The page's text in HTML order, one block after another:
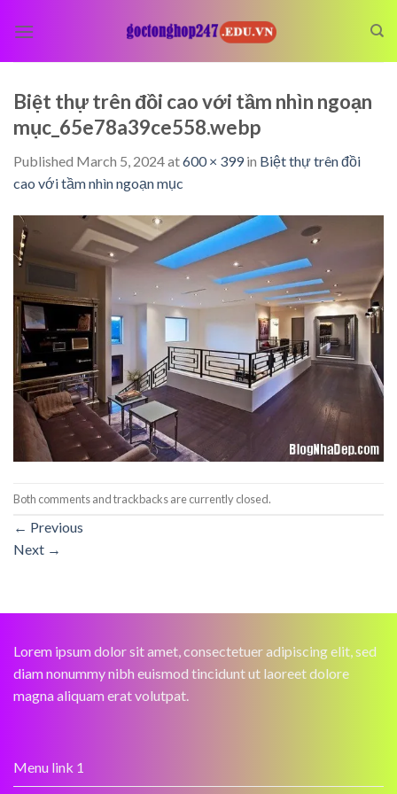
Biệt thự trên đồi cao với tầm nhìn ngoạn
mục_65e78a39ce558.webp
Published March 5, 2024at600 × 399in Biệt thự trên đồi
cao với tầm nhìn ngoạn mục
Both comments and trackbacks are currently closed.
← Previous
Next →
Lorem ipsum dolor sit amet, consectetuer adipiscing elit, sed
diam nonummy nibh euismod tincidunt ut laoreet dolore
magna aliquam erat volutpat.
Menu link 1